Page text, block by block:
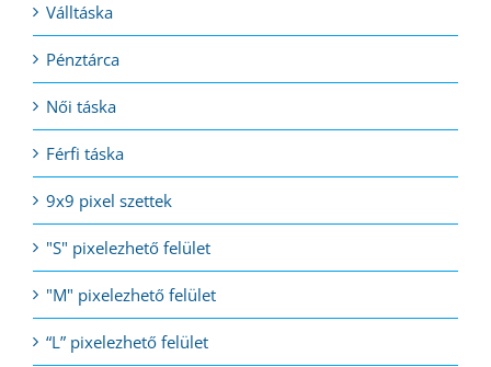
Válltáska
Pénztárca
Női táska
Férfi táska
9x9 pixel szettek
"S" pixelezhető felület
"M" pixelezhető felület
“L” pixelezhető felület